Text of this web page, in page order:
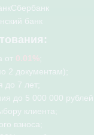
Сбербанк
банк
от 0.01%
2 документам);
до 7 лет;
до 5 000 000 рублей;
клиента;
взноса;